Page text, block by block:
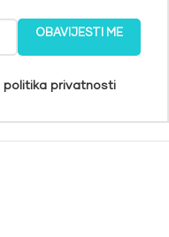
OBAVIJESTI ME
politika privatnosti